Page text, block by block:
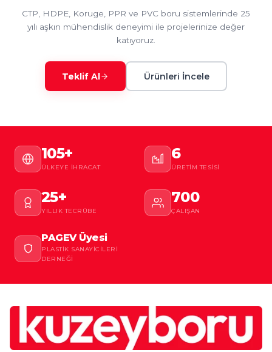
CTP, HDPE, Koruge, PPR ve PVC boru sistemlerinde 25
yılı aşkın mühendislik deneyimi ile projelerinize değer
katıyoruz.
Teklif Al Ürünleri İncele
105+
ÜLKEYE İHRACAT
6
ÜRETIM TESISI
25+
YILLIK TECRÜBE
700
ÇALIŞAN
PAGEV Üyesi
PLASTIK SANAYICILERI
DERNEĞI